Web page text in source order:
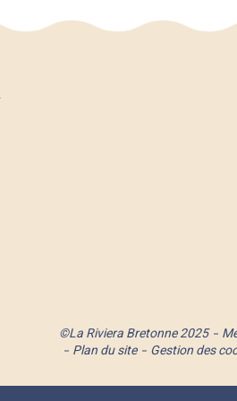
©La Riviera Bretonne 2025
Plan du site
Gestion des